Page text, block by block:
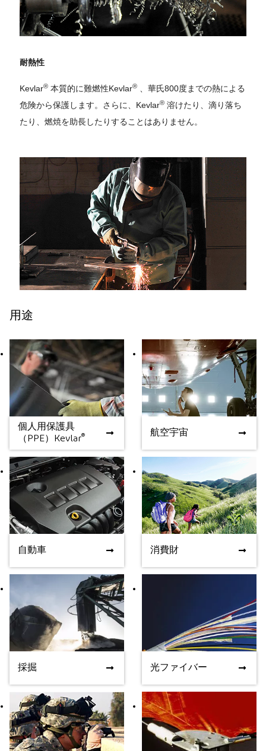
耐熱性
Kevlar® 本質的に難燃性Kevlar® 、華氏800度までの熱による
危険から保護します。さらに、Kevlar® 溶けたり、滴り落ち
たり、燃焼を助長したりすることはありません。
用途
個人用保護具（PPE）
Kevlar ®
個人用保護具
（PPE）Kevlar® 航空宇宙
航空宇宙
自動車
自動車 消費財
消費財
採掘
採掘 光ファイバー
光ファイバー